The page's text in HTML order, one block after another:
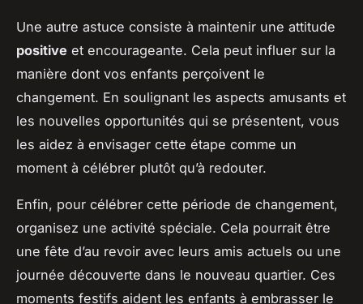
Une autre astuce consiste à maintenir une attitude
positive et encourageante. Cela peut influer sur la
manière dont vos enfants perçoivent le
changement. En soulignant les aspects amusants et
les nouvelles opportunités qui se présentent, vous
les aidez à envisager cette étape comme un
moment à célébrer plutôt qu’à redouter.
Enfin, pour célébrer cette période de changement,
organisez une activité spéciale. Cela pourrait être
une fête d’au revoir avec leurs amis actuels ou une
journée découverte dans le nouveau quartier. Ces
moments festifs aident les enfants à embrasser le